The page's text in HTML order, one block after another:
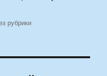
рубрики